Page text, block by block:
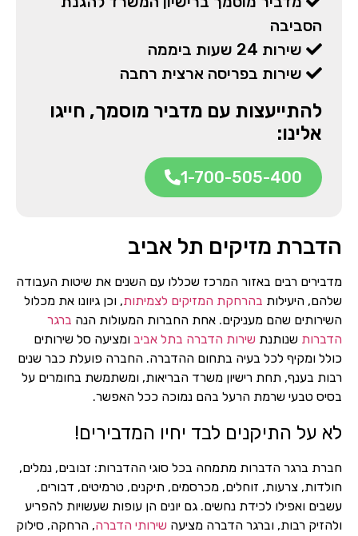
הסביבה
שירות 24 שעות ביממה
שירות בפריסה ארצית רחבה
להתייעצות עם מדביר מוסמך, חייגו
אלינו:
1-700-505-400
הדברת מזיקים תל אביב
מדבירים רבים באזור המרכז שכללו עם השנים את שיטות העבודה
שלהם, היעילות בהרחקת המזיקים לצמיתות, וכן גיוונו את מכלול
השירותים שהם מעניקים. אחת החברות המעולות הנה ברגר
הדברות שנותנת שירות הדברה בתל אביב ומציעה סל שירותים
כולל ומקיף לכל בעיה בתחום ההדברה. החברה פועלת כבר שנים
רבות בענף, תחת רישיון משרד הבריאות, ומשתמשת בחומרים על
בסיס טבעי שרמת הרעל בהם נמוכה ככל האפשר.
לא על התיקנים לבד יחיו המדבירים!
חברת ברגר הדברות מתמחה בכל סוגי ההדברות: זבובים, נמלים,
חולדות, צרעות, זוחלים, מכרסמים, תיקנים, טרמיטים, דבורים,
עשבים ואפילו לכידת נחשים. גם יונים הן עופות שעשויות להפריע
ולהזיק רבות, וברגר הדברה מציעה שירותי הדברה, הרחקה, סילוק